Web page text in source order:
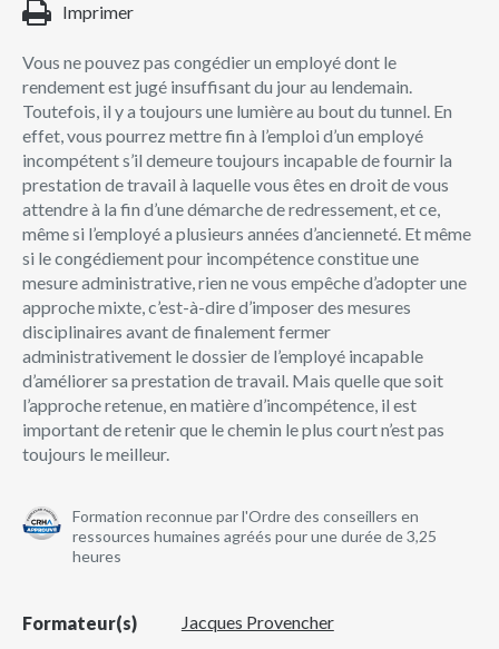
Imprimer
Vous ne pouvez pas congédier un employé dont le
rendement est jugé insuffisant du jour au lendemain.
Toutefois, il y a toujours une lumière au bout du tunnel. En
effet, vous pourrez mettre fin à l’emploi d’un employé
incompétent s’il demeure toujours incapable de fournir la
prestation de travail à laquelle vous êtes en droit de vous
attendre à la fin d’une démarche de redressement, et ce,
même si l’employé a plusieurs années d’ancienneté. Et même
si le congédiement pour incompétence constitue une
mesure administrative, rien ne vous empêche d’adopter une
approche mixte, c’est-à-dire d’imposer des mesures
disciplinaires avant de finalement fermer
administrativement le dossier de l’employé incapable
d’améliorer sa prestation de travail. Mais quelle que soit
l’approche retenue, en matière d’incompétence, il est
important de retenir que le chemin le plus court n’est pas
toujours le meilleur.
Formation reconnue par l'Ordre des conseillers en
ressources humaines agréés pour une durée de 3,25
heures
Formateur(s) Jacques Provencher